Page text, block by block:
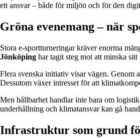
ett ansvar – både för miljön och för den
Gröna evenemang – när
Stora e‑sportturneringar kräver enorma
Jönköping har tagit steg mot att minska
Flera svenska initiativ visar vägen. Genom
Dessutom växer intresset för att
Men hållbarhet handlar inte bara om
underhållning och klimatansvar kan gå
Infrastruktur som grund